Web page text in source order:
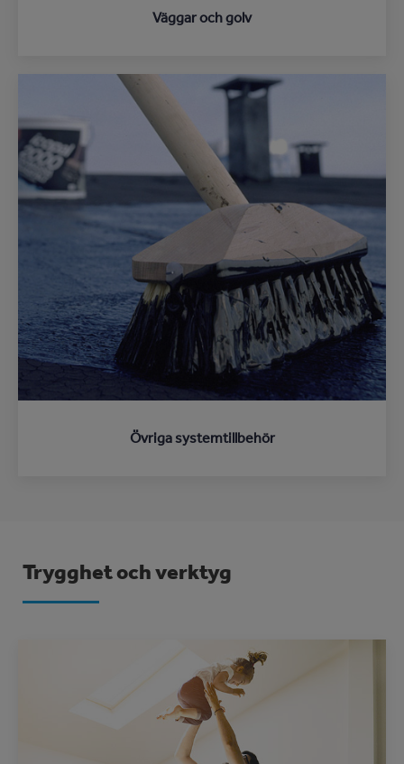
Väggar och golv
Övriga systemtillbehör
Trygghet och verktyg